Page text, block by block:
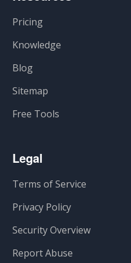
Pricing
Knowledge
Blog
Sitemap
Free Tools
Legal
Terms of Service
Privacy Policy
Security Overview
Report Abuse